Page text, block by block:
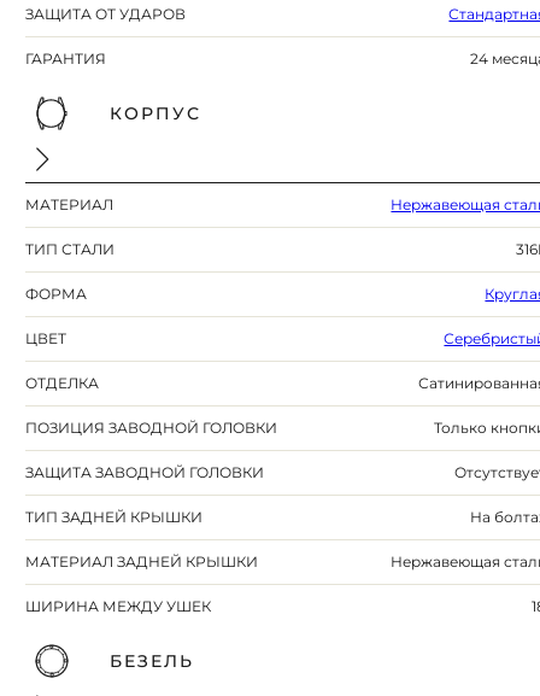
ЗАЩИТА ОТ УДАРОВ
ГАРАНТИЯ 24
КОРПУС
МАТЕРИАЛ Нержавеющая
ТИП СТАЛИ
ФОРМА
ЦВЕТ
ОТДЕЛКА
ПОЗИЦИЯ ЗАВОДНОЙ ГОЛОВКИ Только
ЗАЩИТА ЗАВОДНОЙ ГОЛОВКИ
ТИП ЗАДНЕЙ КРЫШКИ На
МАТЕРИАЛ ЗАДНЕЙ КРЫШКИ Нержавеющая
ШИРИНА МЕЖДУ УШЕК
БЕЗЕЛЬ